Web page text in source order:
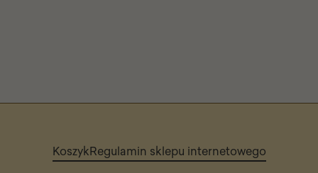
KoszykRegulamin sklepu internetowego